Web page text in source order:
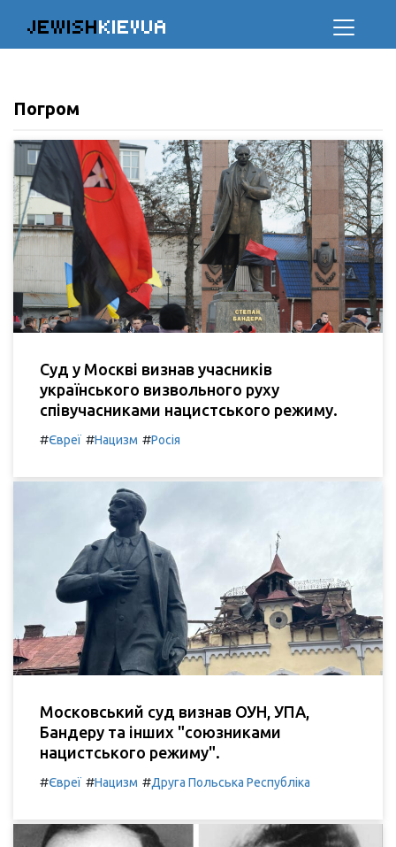
JEWISHKIEVUA
Погром
Суд у Москві визнав учасників
українського визвольного руху
співучасниками нацистського режиму.
#Євреї #Нацизм #Росія
Московський суд визнав ОУН, УПА,
Бандеру та інших "союзниками
нацистського режиму".
#Євреї #Нацизм #Друга Польська Республіка